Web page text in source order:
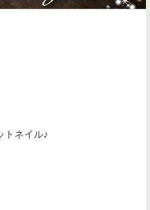
トネイル♪